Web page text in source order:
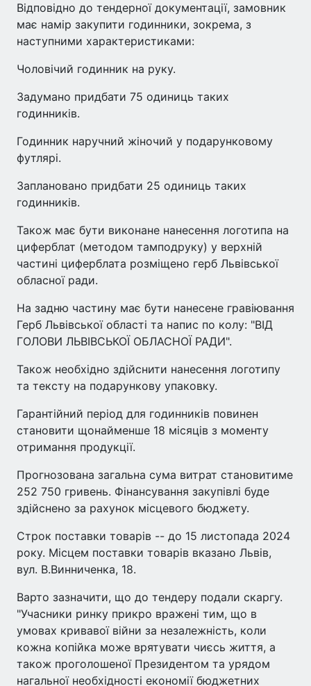
Відповідно до тендерної документації, замовник
має намір закупити годинники, зокрема, з
наступними характеристиками:
Чоловічий годинник на руку.
Задумано придбати 75 одиниць таких
годинників.
Годинник наручний жіночий у подарунковому
футлярі.
Заплановано придбати 25 одиниць таких
годинників.
Також має бути виконане нанесення логотипа на
циферблат (методом тамподруку) у верхній
частині циферблата розміщено герб Львівської
обласної ради.
На задню частину має бути нанесене гравіювання
Герб Львівської області та напис по колу: "ВІД
ГОЛОВИ ЛЬВІВСЬКОЇ ОБЛАСНОЇ РАДИ".
Також необхідно здійснити нанесення логотипу
та тексту на подарункову упаковку.
Гарантійний період для годинників повинен
становити щонайменше 18 місяців з моменту
отримання продукції.
Прогнозована загальна сума витрат становитиме
252 750 гривень. Фінансування закупівлі буде
здійснено за рахунок місцевого бюджету.
Строк поставки товарів -- до 15 листопада 2024
року. Місцем поставки товарів вказано Львів,
вул. В.Винниченка, 18.
Варто зазначити, що до тендеру подали скаргу.
"Учасники ринку прикро вражені тим, що в
умовах кривавої війни за незалежність, коли
кожна копійка може врятувати чиєсь життя, а
також проголошеної Президентом та урядом
нагальної необхідності економії бюджетних